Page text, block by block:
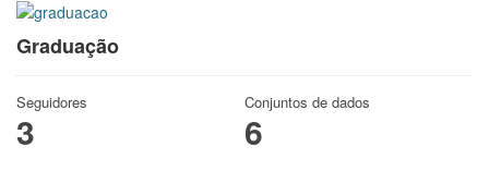
Graduação
Seguidores
3
Conjuntos de dados
6